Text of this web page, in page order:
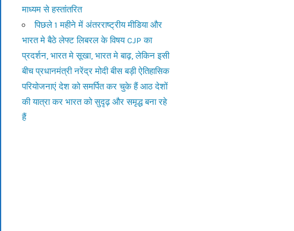
माध्यम से हस्तांतरित
पिछले 1 महीने में अंतरराष्ट्रीय मीडिया और
भारत मे बैठे लेफ्ट लिबरल के विषय CJP का
प्रदर्शन, भारत मे सूखा, भारत मे बाढ़, लेकिन इसी
बीच प्रधानमंत्री नरेंद्र मोदी बीस बड़ी ऐतिहासिक
परियोजनाएं देश को समर्पित कर चुके हैं आठ देशों
की यात्रा कर भारत को सुदृढ़ और समृद्ध बना रहे
हैं